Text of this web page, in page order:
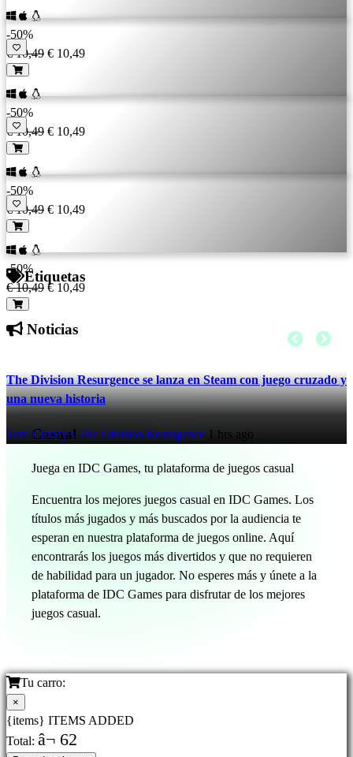
-50%
€ 10,49 € 10,49
-50%
€ 10,49 € 10,49
-50%
€ 10,49 € 10,49
-50%
€ 10,49 € 10,49
Etiquetas
Noticias
The Division Resurgence se lanza en Steam con juego cruzado y
una nueva historia
Tom Clancy's The Division Resurgence 1 hrs ago
Casual
Juega en IDC Games, tu plataforma de juegos casual
Encuentra los mejores juegos casual en IDC Games. Los
títulos más jugados y más buscados por la audiencia te
esperan en nuestra plataforma de juegos online. Aquí
encontrarás los juegos más divertidos y que no requieren
de habilidad para un jugador. No esperes más y únete a la
plataforma de IDC Games para disfrutar de los mejores
juegos casual.
Tu carro:
×
{items} ITEMS ADDED
Total: â¬ 62